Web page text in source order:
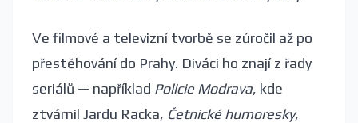
Ve filmové a televizní tvorbě se zúročil až po
přestěhování do Prahy. Diváci ho znají z řady
seriálů — například Policie Modrava, kde
ztvárnil Jardu Racka, Četnické humoresky,